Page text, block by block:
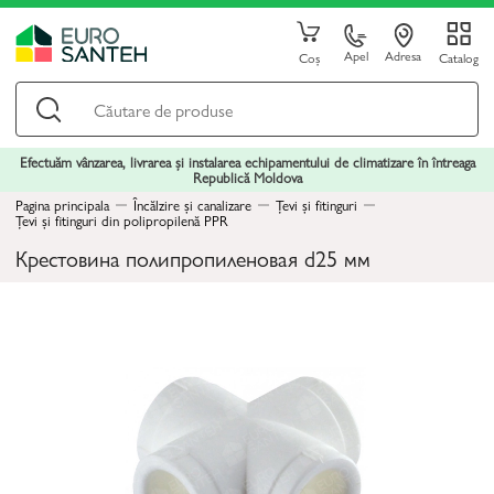
Coș Apel Adresa Catalog
Efectuăm vânzarea, livrarea și instalarea echipamentului de climatizare în întreaga
Republică Moldova
Pagina principala
Încălzire și canalizare Țevi și fitinguri
Țevi și fitinguri din polipropilenă PPR
Крестовина полипропиленовая d25 мм